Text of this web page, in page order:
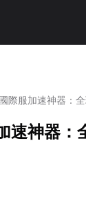
際服加速神器：
速神器：